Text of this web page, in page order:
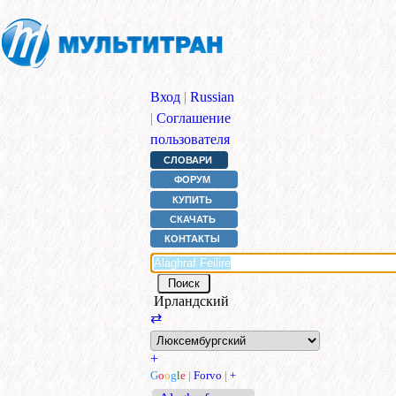
Вход | Russian
| Соглашение
пользователя
СЛОВАРИ
ФОРУМ
КУПИТЬ
СКАЧАТЬ
КОНТАКТЫ
Ирландский
⇄
+
Google | Forvo | +